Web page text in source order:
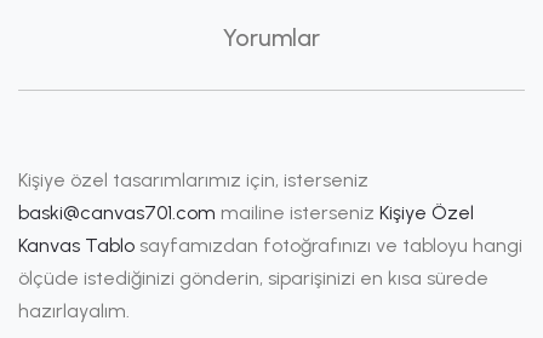
Yorumlar
Kişiye özel tasarımlarımız için, isterseniz
baski@canvas701.com mailine isterseniz Kişiye Özel
Kanvas Tablo sayfamızdan fotoğrafınızı ve tabloyu hangi
ölçüde istediğinizi gönderin, siparişinizi en kısa sürede
hazırlayalım.